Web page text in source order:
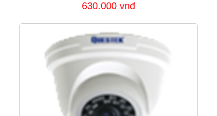
630.000 vnđ